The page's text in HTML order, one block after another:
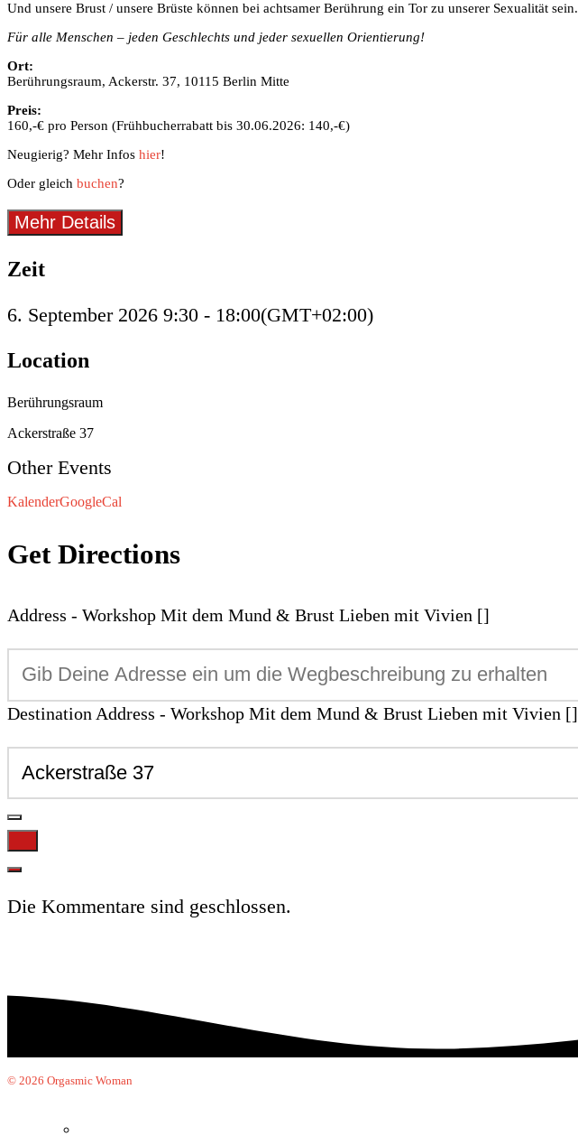
Und unsere Brust / unsere Brüste können bei achtsamer Berührung ein Tor zu unserer Sexualität sein.
Für alle Menschen – jeden Geschlechts und jeder sexuellen Orientierung!
Ort:
Berührungsraum, Ackerstr. 37, 10115 Berlin Mitte
Preis:
160,-€ pro Person (Frühbucherrabatt bis 30.06.2026: 140,-€)
Neugierig? Mehr Infos hier!
Oder gleich buchen?
Mehr Details
Zeit
6. September 2026 9:30 - 18:00(GMT+02:00)
Location
Berührungsraum
Ackerstraße 37
Other Events
KalenderGoogleCal
Get Directions
Address - Workshop Mit dem Mund & Brust Lieben mit Vivien []
Destination Address - Workshop Mit dem Mund & Brust Lieben mit Vivien []
Die Kommentare sind geschlossen.
© 2026 Orgasmic Woman